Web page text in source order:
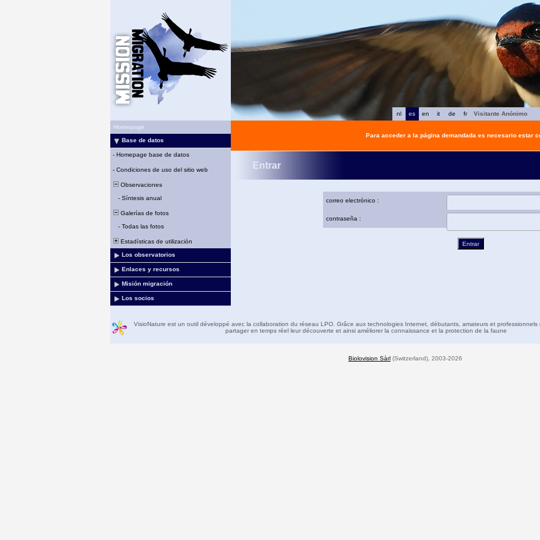
fr
de
it
en
es
nl
Visitante Anónimo
Homepage
Base de datos
- Homepage base de datos
- Condiciones de uso del sitio web
Observaciones
- Síntesis anual
Galerías de fotos
- Todas las fotos
Estadísticas de utilización
Los observatorios
Enlaces y recursos
Misión migración
Los socios
Para acceder a la página demandada es necesario estar
Entrar
correo electrónico :
contraseña :
VisioNature est un outil développé avec la collaboration du réseau LPO. Grâce aux technologies Internet, débutants, amateurs et professionnels
partager en temps réel leur découverte et ainsi améliorer la connaissance et la protection de la faune
Biolovision Sàrl (Switzerland), 2003-2026